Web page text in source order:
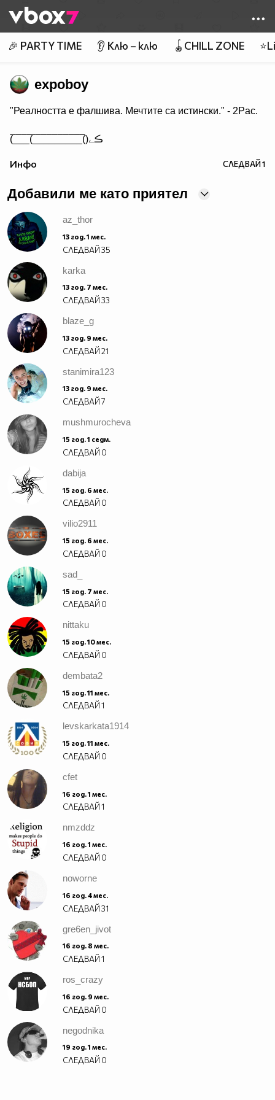
👾
🎉 PARTY TIME 👂 Клю – клю 🪀CHILL ZONE
expoboy
"Реалността е фалшива. Мечтите са истински." - 2Pac.
(̅_̅_̅_̅(̅_̅_̅_̅_̅_̅_̅_̅_̅̅_̅()ڪے
Инфо СЛЕДВАЙ1
Добавили ме като приятел
az_thor
13 год. 1 мес.
СЛЕДВАЙ35
karka
13 год. 7 мес.
СЛЕДВАЙ33
blaze_g
13 год. 9 мес.
СЛЕДВАЙ21
stanimira123
13 год. 9 мес.
СЛЕДВАЙ7
mushmurocheva
15 год. 1 седм.
СЛЕДВАЙ 0
dabija
15 год. 6 мес.
СЛЕДВАЙ 0
vilio2911
15 год. 6 мес.
СЛЕДВАЙ 0
sad_
15 год. 7 мес.
СЛЕДВАЙ 0
nittaku
15 год. 10 мес.
СЛЕДВАЙ 0
dembata2
15 год. 11 мес.
СЛЕДВАЙ1
levskarkata1914
15 год. 11 мес.
СЛЕДВАЙ 0
cfet
16 год. 1 мес.
СЛЕДВАЙ1
nmzddz
16 год. 1 мес.
СЛЕДВАЙ 0
noworne
16 год. 4 мес.
СЛЕДВАЙ31
gre6en_jivot
16 год. 8 мес.
СЛЕДВАЙ1
ros_crazy
16 год. 9 мес.
СЛЕДВАЙ 0
negodnika
19 год. 1 мес.
СЛЕДВАЙ 0